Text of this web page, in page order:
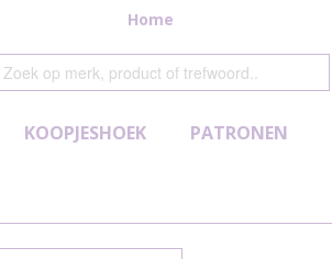
Home
KOOPJESHOEK PATRONEN